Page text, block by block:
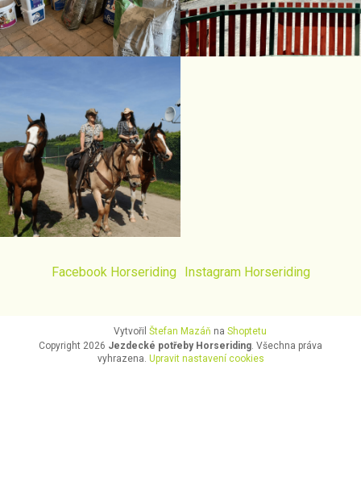
Facebook Horseriding Instagram Horseriding
VytvořilŠtefan Mazáň naShoptetu
Copyright 2026 Jezdecké potřeby Horseriding. Všechna práva
vyhrazena. Upravit nastavení cookies